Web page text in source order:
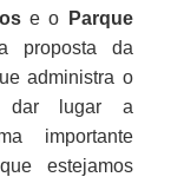
e o
Parque
proposta da
administra o
dar lugar a
importante
estejamos